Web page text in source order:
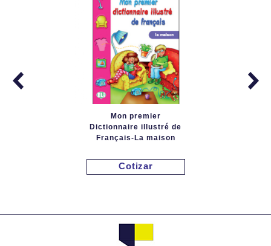
Mon premier
Dictionnaire illustré de
Français-La maison
Cotizar